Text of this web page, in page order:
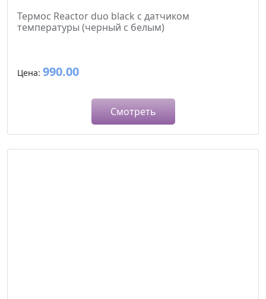
Термос Reactor duo black с датчиком
температуры (черный с белым)
Цена: 990.00
Смотреть